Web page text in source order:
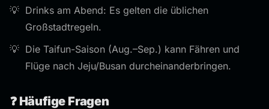
Drinks am Abend: Es gelten die üblichen
Großstadtregeln.
Die Taifun-Saison (Aug.–Sep.) kann Fähren und
Flüge nach Jeju/Busan durcheinanderbringen.
❓ Häufige Fragen